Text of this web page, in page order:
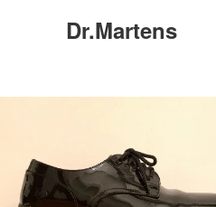
时 尚
球 鞋
Dr.Martens